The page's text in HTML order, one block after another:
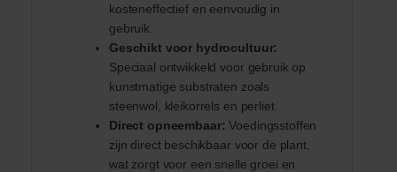
kosteneffectief en eenvoudig in
gebruik.
Geschikt voor hydrocultuur:
Speciaal ontwikkeld voor gebruik op
kunstmatige substraten zoals
steenwol, kleikorrels en perliet.
Direct opneembaar: Voedingsstoffen
zijn direct beschikbaar voor de plant,
wat zorgt voor een snelle groei en